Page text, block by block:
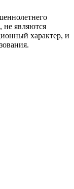
не являются
характер, и